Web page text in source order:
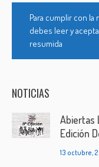
Para cumplir con
debes leer y
resumida
NOTICIAS
Abiertas
Edición
13 octubre,